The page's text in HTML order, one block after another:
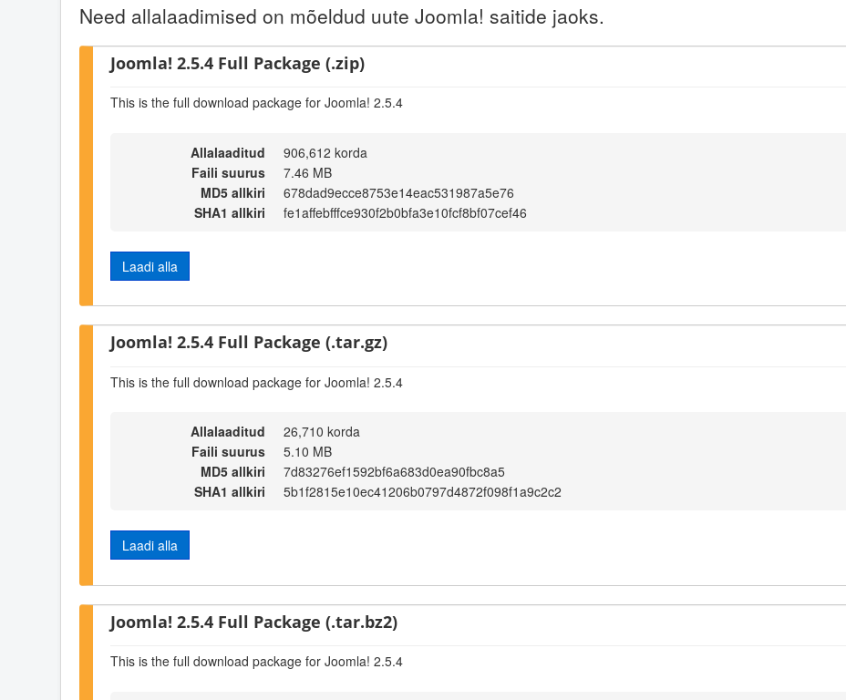
Need allalaadimised on mõeldud uute Joomla! saitide jaoks.
Joomla! 2.5.4 Full Package (.zip)
This is the full download package for Joomla! 2.5.4
Allalaaditud
906,612 korda
Faili suurus
7.46 MB
MD5 allkiri
678dad9ecce8753e14eac531987a5e76
SHA1 allkiri
fe1affebfffce930f2b0bfa3e10fcf8bf07cef46
Laadi alla
Joomla! 2.5.4 Full Package (.tar.gz)
This is the full download package for Joomla! 2.5.4
Allalaaditud
26,710 korda
Faili suurus
5.10 MB
MD5 allkiri
7d83276ef1592bf6a683d0ea90fbc8a5
SHA1 allkiri
5b1f2815e10ec41206b0797d4872f098f1a9c2c2
Laadi alla
Joomla! 2.5.4 Full Package (.tar.bz2)
This is the full download package for Joomla! 2.5.4